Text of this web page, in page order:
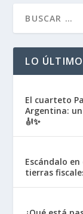
LO ÚLTIMO
El cuarteto
Argentina:
🎻✨
Escándalo
tierras